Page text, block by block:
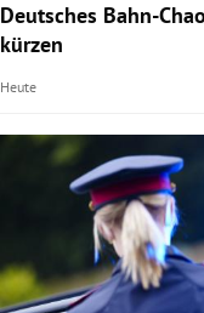
Deutsches Bahn-
kürzen
Heute